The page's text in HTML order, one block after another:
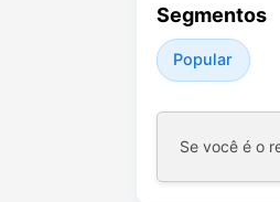
Segmentos
Popular
Se você é o